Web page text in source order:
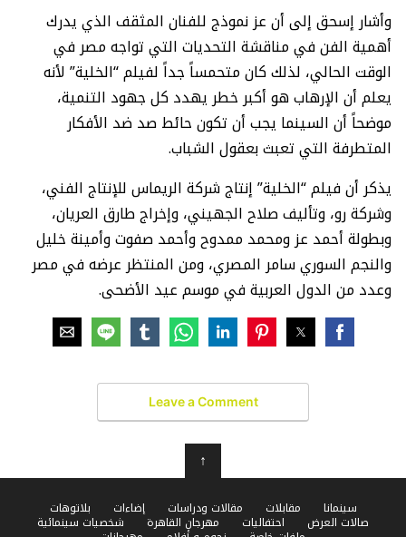
وأشار إسحق إلى أن عز نموذج للفنان المثقف الذي يدرك
أهمية الفن في مناقشة التحديات التي تواجه مصر في
الوقت الحالي، لذلك كان متحمساً جداً لفيلم “الخلية” لأنه
يعلم أن الإرهاب هو أكبر خطر يهدد كل جهود التنمية،
موضحاً أن السينما يجب أن تكون حائط صد ضد الأفكار
المتطرفة التي تعبث بعقول الشباب.
يذكر أن فيلم “الخلية” إنتاج شركة الريماس للإنتاج الفني،
وشركة رو، وتأليف صلاح الجهيني، وإخراج طارق العريان،
وبطولة أحمد عز ومحمد ممدوح وأحمد صفوت وأمينة خليل
والنجم السوري سامر المصري، ومن المنتظر عرضه في مصر
وعدد من الدول العربية في موسم عيد الأضحى.
Leave a Comment
↑
سينمانا مقابلات مقالات ودراسات إضاءات بلاتوهات
صالات العرض احتفاليات مهرجان القاهرة شخصيات سينمائية